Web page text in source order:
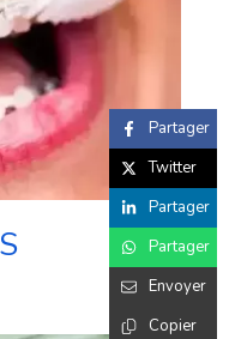
Partager
Twitter
Partager
Partager
Envoyer
Copier